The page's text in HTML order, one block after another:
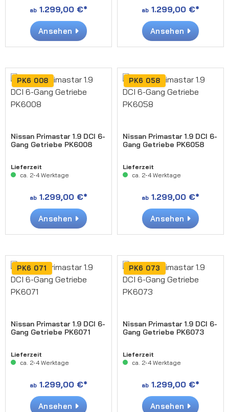
ab 1.299,00 €*
Ansehen
ab 1.299,00 €*
Ansehen
PK6 008
Nissan Primastar 1.9 DCI 6-
Gang Getriebe PK6008
Lieferzeit
ca. 2-4 Werktage
ab 1.299,00 €*
Ansehen
PK6 058
Nissan Primastar 1.9 DCI 6-
Gang Getriebe PK6058
Lieferzeit
ca. 2-4 Werktage
ab 1.299,00 €*
Ansehen
PK6 071
Nissan Primastar 1.9 DCI 6-
Gang Getriebe PK6071
Lieferzeit
ca. 2-4 Werktage
ab 1.299,00 €*
Ansehen
PK6 073
Nissan Primastar 1.9 DCI 6-
Gang Getriebe PK6073
Lieferzeit
ca. 2-4 Werktage
ab 1.299,00 €*
Ansehen